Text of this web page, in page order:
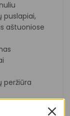
puslapiai,
aštuoniose
peržiūra